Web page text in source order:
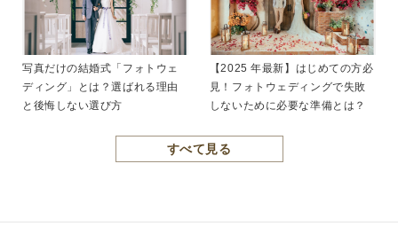
写真だけの結婚式「フォトウェ
ディング」とは？選ばれる理由
と後悔しない選び方
【2025 年最新】はじめての方必
見！フォトウェディングで失敗
しないために必要な準備とは？
すべて見る